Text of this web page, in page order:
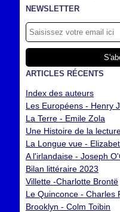
NEWSLETTER
ARTICLES RÉCENTS
Index des auteurs
Les Européens - Henry
La Terre - Emile Zola
Une Histoire de la
La Longue vue -
A l'irlandaise - Joseph
Bilan littéraire 2023
Villette -Charlotte Brontë
Le Quinconce - Charles
Brooklyn - Colm Toibin